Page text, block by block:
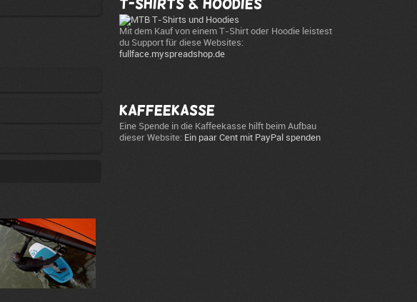
T-Shirts & Hoodies
Mit dem Kauf von einem T-Shirt oder Hoodie leistest
du Support für diese Websites:
fullface.myspreadshop.de
Kaffeekasse
Eine Spende in die Kaffeekasse hilft beim Aufbau
dieser Website: Ein paar Cent mit PayPal spenden